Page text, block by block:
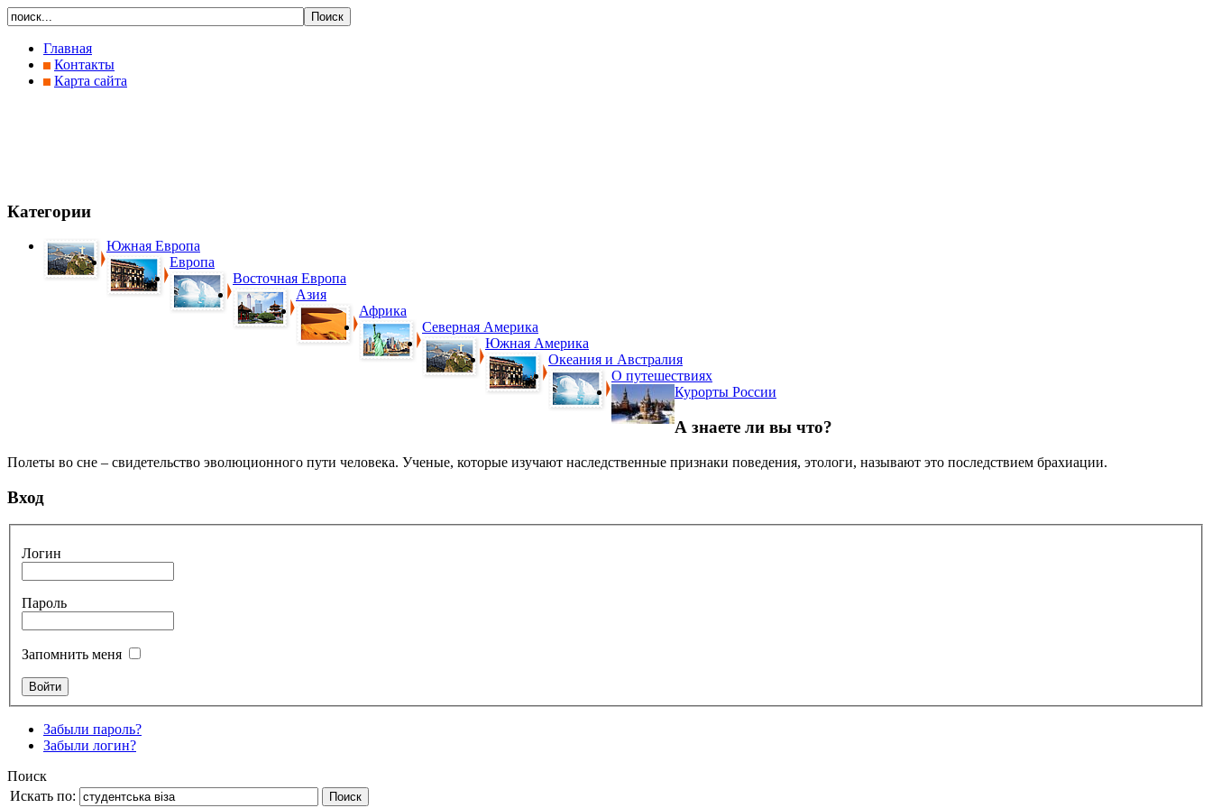
Главная
Контакты
Карта сайта
Категории
Южная Европа
Европа
Восточная Европа
Азия
Африка
Северная Америка
Южная Америка
Океания и Австралия
О путешествиях
Курорты России
А знаете ли вы что?
Полеты во сне – свидетельство эволюционного пути человека. Ученые, которые изучают наследственные признаки поведения, этологи, называют это последствием брахиации.
Вход
Логин
Пароль
Запомнить меня
Забыли пароль?
Забыли логин?
Поиск
Искать по:
Поиск